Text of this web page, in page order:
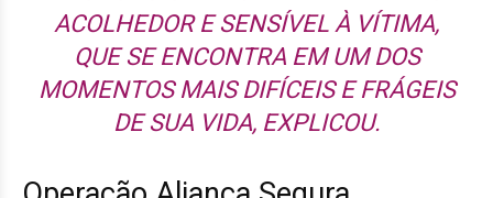
ACOLHEDOR E SENSÍVEL À VÍTIMA,
QUE SE ENCONTRA EM UM DOS
MOMENTOS MAIS DIFÍCEIS E FRÁGEIS
DE SUA VIDA, EXPLICOU.